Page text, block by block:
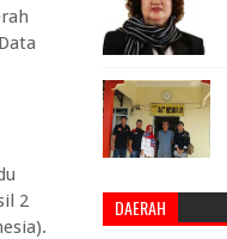
2
DAERAH